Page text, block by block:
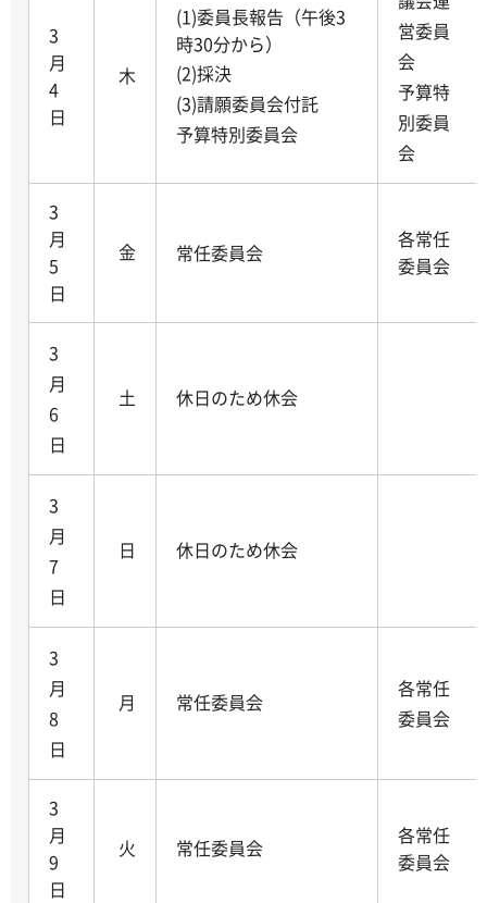
3
月
4
日
木
(1)委員長報告（午後3
時30分から）
(2)採決
(3)請願委員会付託
予算特別委員会
営委員
会
予算特
別委員
会
3
月
5
日
金 常任委員会
各常任
委員会
3
月
6
日
土 休日のため休会
3
月
7
日
日 休日のため休会
3
月
8
日
月 常任委員会
各常任
委員会
3
月
9
日
火 常任委員会
各常任
委員会